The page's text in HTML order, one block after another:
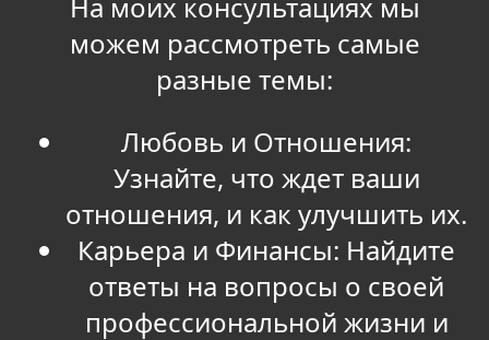
На моих консультациях мы
можем рассмотреть самые
разные темы:
Любовь и Отношения:
Узнайте, что ждет ваши
отношения, и как улучшить их.
Карьера и Финансы: Найдите
ответы на вопросы о своей
профессиональной жизни и